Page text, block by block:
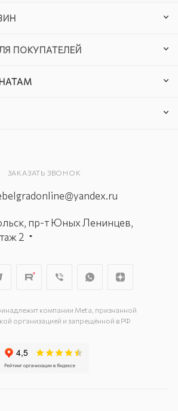
ПОКУПАТЕЛЕЙ
ЗАКАЗАТЬ ЗВОНОК
пр-т Юных Ленинцев,
2
ул. Станционная, д. 11
компании Meta, признанной
организацией и запрещённой в РФ